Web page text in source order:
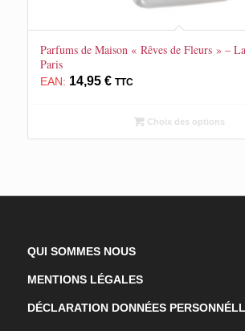
Parfums de Maison « Rêves de Fleurs » –
Paris
EAN: 14,95 € TTC
Choix des options
QUI SOMMES NOUS
MENTIONS LÉGALES
DÉCLARATION DONNÉES